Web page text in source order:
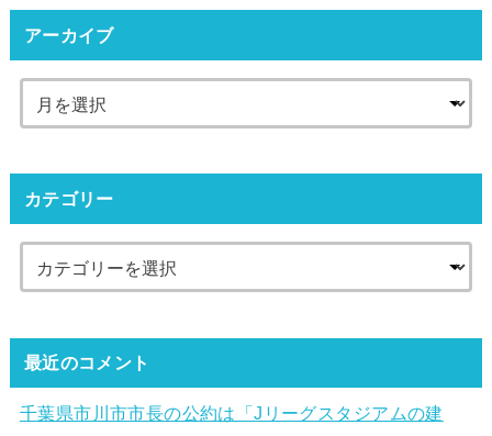
アーカイブ
カテゴリー
最近のコメント
千葉県市川市市長の公約は「Jリーグスタジアムの建